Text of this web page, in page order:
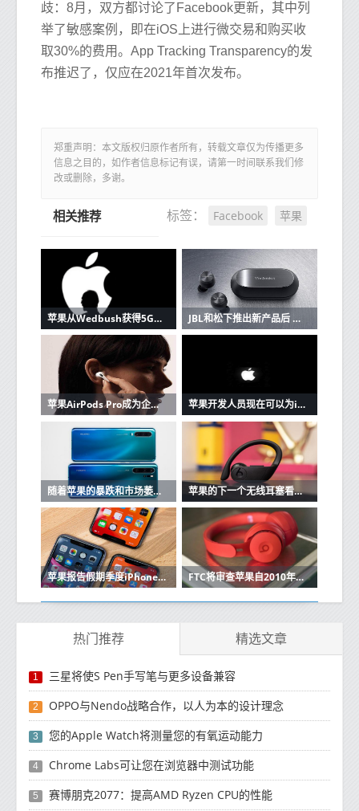
歧：8月，双方都讨论了Facebook更新，其中列
举了敏感案例，即在iOS上进行微交易和购买收
取30%的费用。App Tracking Transparency的发
布推迟了，仅应在2021年首次发布。
郑重声明：本文版权归原作者所有，转载文章仅为传播更多
信息之目的，如作者信息标记有误，请第一时间联系我们修
改或删除，多谢。
标签： Facebook 苹果
相关推荐
苹果从Wedbush获得5G潜在看涨信号 JBL和松下推出新产品后 苹果AirPods的竞争加剧
苹果AirPods Pro成为企业家最好朋友的3个原因 苹果开发人员现在可以为iOS和Mac应用程序创建单一购买的应用程序版本
随着苹果的暴跌和市场萎缩，华为在中国保持强大 苹果的下一个无线耳塞看起来很像Beats Powerbeats Pro
苹果报告假期季度iPhone销售强劲 FTC将审查苹果自2010年以来的收购
热门推荐 精选文章
1 三星将使S Pen手写笔与更多设备兼容
2 OPPO与Nendo战略合作，以人为本的设计理念
3 您的Apple Watch将测量您的有氧运动能力
4 Chrome Labs可让您在浏览器中测试功能
5 赛博朋克2077：提高AMD Ryzen CPU的性能